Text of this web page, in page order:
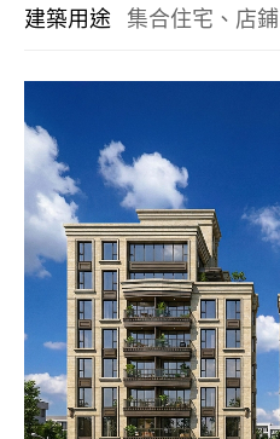
建築用途 集合住宅、店鋪